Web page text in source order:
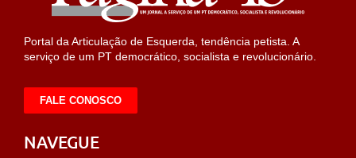
Portal da Articulação de Esquerda, tendência petista. A
serviço de um PT democrático, socialista e revolucionário.
FALE CONOSCO
NAVEGUE